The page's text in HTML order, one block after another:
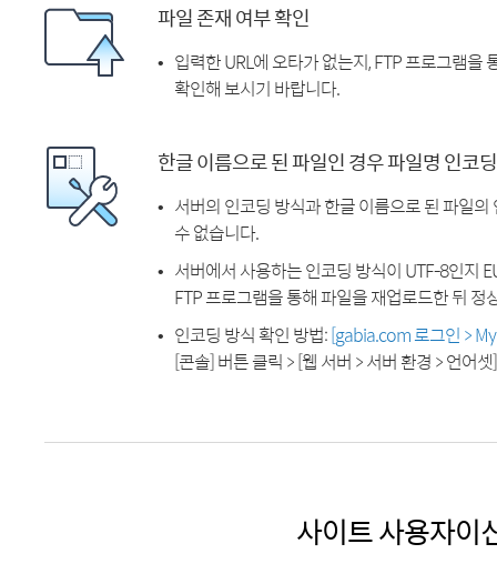
파일 존재 여부 확인
입력한 URL에 오타가 없는지, FTP 프로그램
확인해 보시기 바랍니다.
한글 이름으로 된 파일인 경우 파일명 인코
서버의 인코딩 방식과 한글 이름으로 된 파일
수 없습니다.
서버에서 사용하는 인코딩 방식이 UTF-8인지
FTP 프로그램을 통해 파일을 재업로드한 뒤
인코딩 방식 확인 방법:[gabia.com 로그인 >
[콘솔] 버튼 클릭 > [웹 서버 > 서버 환경 > 언어
사이트 사용자이